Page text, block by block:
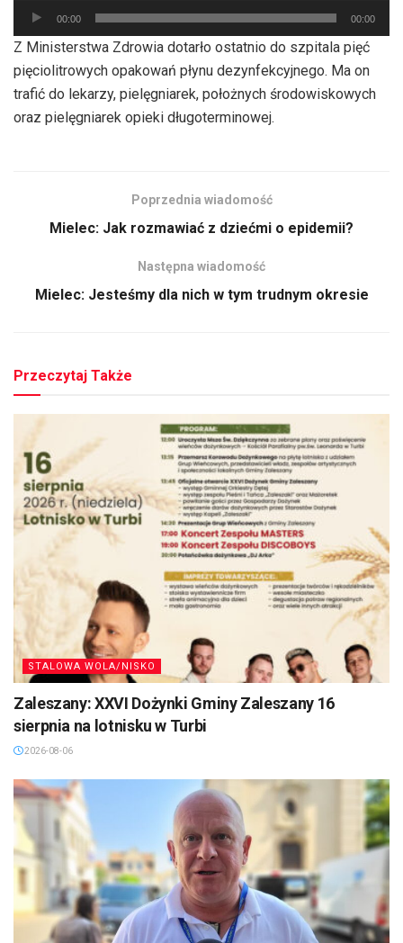
Odtwarzacz
plików
dźwiękowych
00:00 00:00
Z Ministerstwa Zdrowia dotarło ostatnio do szpitala pięć
pięciolitrowych opakowań płynu dezynfekcyjnego. Ma on
trafić do lekarzy, pielęgniarek, położnych środowiskowych
oraz pielęgniarek opieki długoterminowej.
Poprzednia wiadomość
Mielec: Jak rozmawiać z dziećmi o epidemii?
Następna wiadomość
Mielec: Jesteśmy dla nich w tym trudnym okresie
Przeczytaj Także
STALOWA WOLA/NISKO
Zaleszany: XXVI Dożynki Gminy Zaleszany 16
sierpnia na lotnisku w Turbi
2026-08-06